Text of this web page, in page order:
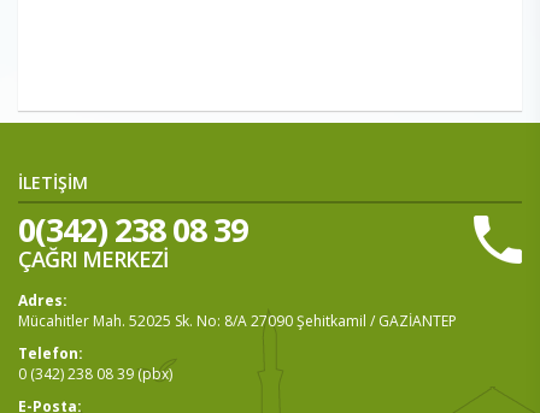
İLETİŞİM
0(342) 238 08 39
ÇAĞRI MERKEZİ
Adres:
Mücahitler Mah. 52025 Sk. No: 8/A 27090 Şehitkamil / GAZİANTEP
Telefon:
0 (342) 238 08 39 (pbx)
E-Posta: